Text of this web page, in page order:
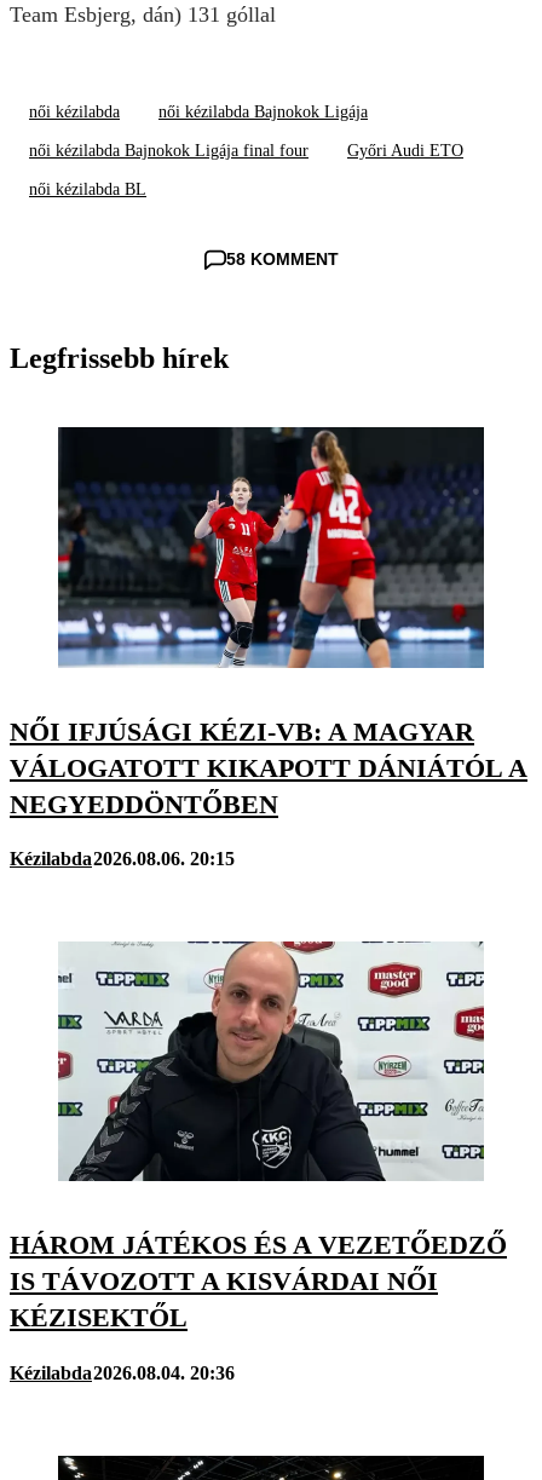
Team Esbjerg, dán) 131 góllal
női kézilabda női kézilabda Bajnokok Ligája
női kézilabda Bajnokok Ligája final four Győri Audi ETO
női kézilabda BL
58 KOMMENT
Legfrissebb hírek
NŐI IFJÚSÁGI KÉZI-VB: A MAGYAR
VÁLOGATOTT KIKAPOTT DÁNIÁTÓL A
NEGYEDDÖNTŐBEN
Kézilabda2026.08.06. 20:15
HÁROM JÁTÉKOS ÉS A VEZETŐEDZŐ
IS TÁVOZOTT A KISVÁRDAI NŐI
KÉZISEKTŐL
Kézilabda2026.08.04. 20:36